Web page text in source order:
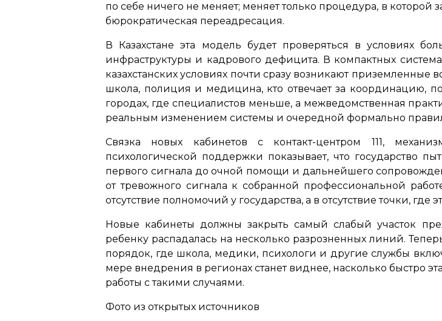
по себе ничего не меняет; меняет только процедура, в
бюрократическая переадресация.
В Казахстане эта модель будет проверяться в условиях
инфраструктуры и кадрового дефицита. В компактных
казахстанских условиях почти сразу возникают приземленные
школа, полиция и медицина, кто отвечает за координацию,
городах, где специалистов меньше, а межведомственная
реальным изменением системы и очередной формально
Связка новых кабинетов с контакт-центром 111,
психологической поддержки показывает, что государство
первого сигнала до очной помощи и дальнейшего
от тревожного сигнала к собранной профессиональной
отсутствие полномочий у государства, а в отсутствие точки,
Новые кабинеты должны закрыть самый слабый участок
ребенку распадалась на несколько разрозненных линий.
порядок, где школа, медики, психологи и другие службы
мере внедрения в регионах станет виднее, насколько быстро
работы с такими случаями.
Фото из открытых источников